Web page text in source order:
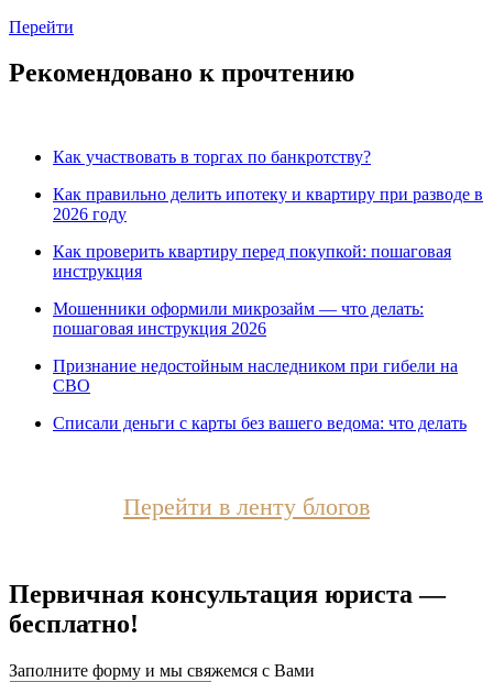
Перейти
Рекомендовано к прочтению
Как участвовать в торгах по банкротству?
Как правильно делить ипотеку и квартиру при разводе в
2026 году
Как проверить квартиру перед покупкой: пошаговая
инструкция
Мошенники оформили микрозайм — что делать:
пошаговая инструкция 2026
Признание недостойным наследником при гибели на
СВО
Списали деньги с карты без вашего ведома: что делать
Перейти в ленту блогов
Первичная консультация юриста —
бесплатно!
Заполните форму и мы свяжемся с Вами